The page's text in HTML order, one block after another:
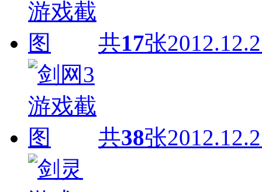
共17张
共38张